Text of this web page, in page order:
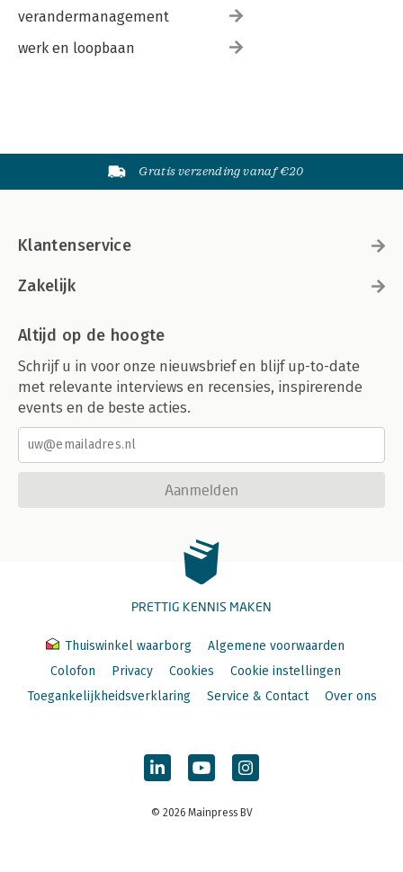
verandermanagement
werk en loopbaan
Gratis verzending vanaf €20
Klantenservice
Zakelijk
Altijd op de hoogte
Schrijf u in voor onze nieuwsbrief en blijf up-to-date
met relevante interviews en recensies, inspirerende
events en de beste acties.
Aanmelden
PRETTIG KENNIS MAKEN
Thuiswinkel waarborg
Algemene voorwaarden
Colofon
Privacy Cookies
Cookie instellingen
Toegankelijkheidsverklaring
Service & Contact Over ons
© 2026 Mainpress BV